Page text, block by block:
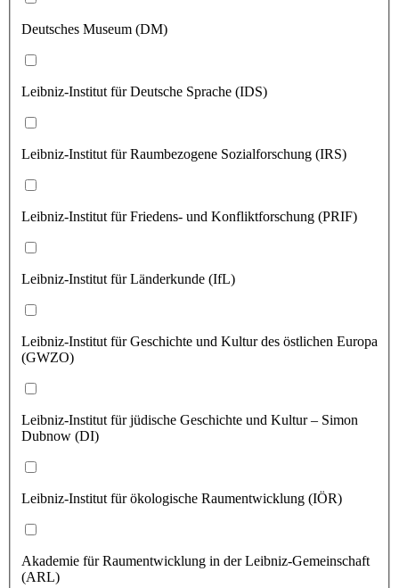
Deutsches Museum (DM)
Leibniz-Institut für Deutsche Sprache (IDS)
Leibniz-Institut für Raumbezogene Sozialforschung (IRS)
Leibniz-Institut für Friedens- und Konfliktforschung (PRIF)
Leibniz-Institut für Länderkunde (IfL)
Leibniz-Institut für Geschichte und Kultur des östlichen Europa
(GWZO)
Leibniz-Institut für jüdische Geschichte und Kultur – Simon
Dubnow (DI)
Leibniz-Institut für ökologische Raumentwicklung (IÖR)
Akademie für Raumentwicklung in der Leibniz-Gemeinschaft
(ARL)